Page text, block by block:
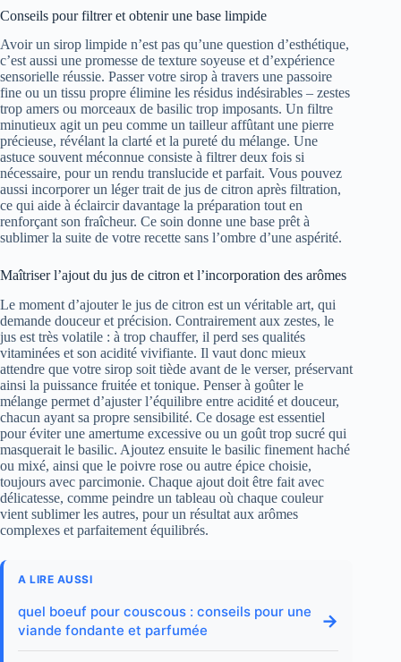
Conseils pour filtrer et obtenir une base limpide
Avoir un sirop limpide n’est pas qu’une question d’esthétique,
c’est aussi une promesse de texture soyeuse et d’expérience
sensorielle réussie. Passer votre sirop à travers une passoire
fine ou un tissu propre élimine les résidus indésirables – zestes
trop amers ou morceaux de basilic trop imposants. Un filtre
minutieux agit un peu comme un tailleur affûtant une pierre
précieuse, révélant la clarté et la pureté du mélange. Une
astuce souvent méconnue consiste à filtrer deux fois si
nécessaire, pour un rendu translucide et parfait. Vous pouvez
aussi incorporer un léger trait de jus de citron après filtration,
ce qui aide à éclaircir davantage la préparation tout en
renforçant son fraîcheur. Ce soin donne une base prêt à
sublimer la suite de votre recette sans l’ombre d’une aspérité.
Maîtriser l’ajout du jus de citron et l’incorporation des arômes
Le moment d’ajouter le jus de citron est un véritable art, qui
demande douceur et précision. Contrairement aux zestes, le
jus est très volatile : à trop chauffer, il perd ses qualités
vitaminées et son acidité vivifiante. Il vaut donc mieux
attendre que votre sirop soit tiède avant de le verser, préservant
ainsi la puissance fruitée et tonique. Penser à goûter le
mélange permet d’ajuster l’équilibre entre acidité et douceur,
chacun ayant sa propre sensibilité. Ce dosage est essentiel
pour éviter une amertume excessive ou un goût trop sucré qui
masquerait le basilic. Ajoutez ensuite le basilic finement haché
ou mixé, ainsi que le poivre rose ou autre épice choisie,
toujours avec parcimonie. Chaque ajout doit être fait avec
délicatesse, comme peindre un tableau où chaque couleur
vient sublimer les autres, pour un résultat aux arômes
complexes et parfaitement équilibrés.
A LIRE AUSSI
quel boeuf pour couscous : conseils pour une
viande fondante et parfumée
→